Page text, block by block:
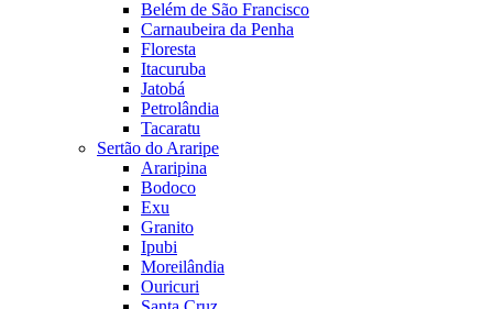
Belém de São Francisco
Carnaubeira da Penha
Floresta
Itacuruba
Jatobá
Petrolândia
Tacaratu
Sertão do Araripe
Araripina
Bodoco
Exu
Granito
Ipubi
Moreilândia
Ouricuri